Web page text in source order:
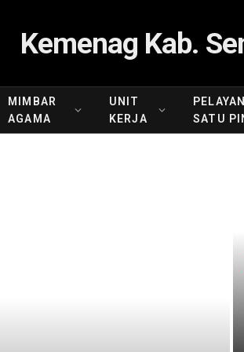
Kemenag Kab.
MIMBAR
AGAMA
UNIT
KERJA
SATU